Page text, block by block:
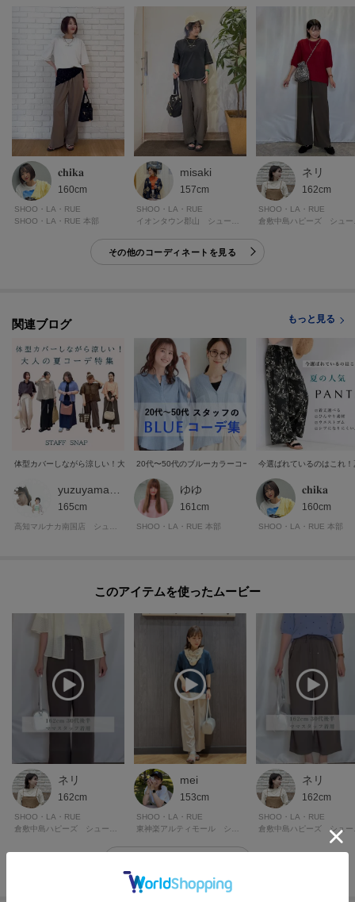
ダブルのひんやり効果があります。
少しハリのあるサラッとした素材を使用しています。
マシンウォッシャブル。
【仕様】
・ポケット数：横×2
・ウエスト総ゴム
・裏地なし
※こちらの商品はやや透け感があるため、インナーの着用をおすすめしま
す。
詳しくは身長別＆サイズ別＆着丈別で穿き比べの動画をご覧ください。
【このアイテムを使ったムービー】
にて公開中。
■原産国について
※本商品はカンボジア製と中国製が混在しており、お客様にて原産国を指定
することはできません。
ご了承のうえ、購入くださいますようお願いいたします。
※照明の関係により、実際よりも色味が違って見える場合があります。ま
た、パソコン・スマートフォンなどの環境により、若干製品と画像のカラー
■気になるアイテムは『お気に入り登録』がおすすめです！■
＜お気に入り登録とは？＞
オンラインサイトの各アイテムにある「ハートマーク」を
クリックして簡単に追加できます！
＜おすすめPOINT＞
お得な情報をGETできます！！
POINT.1
再入荷通知や、値下げ情報・在庫状況をメルマガにてお知らせ。
POINT.2
マイページでお気に入り一覧をチェックでき、
ーーーーーーーーーーーーーーーーーーーーーーーーーーーー
𝐜𝐡𝐢𝐤𝐚
160cm
SHOO・LA・RUE
SHOO・LA・RUE 本部
misaki
157cm
SHOO・LA・RUE
ネリ
162cm
SHOO・LA・RUE
その他のコーディネートを見る
関連ブログ もっと見る
体型カバーしながら涼しい！大人の夏コーデ特集
165cm
20代〜50代のブルーカラーコーデ集
ゆゆ
161cm
SHOO・LA・RUE 本部
今選ばれているのはこれ
𝐜𝐡𝐢𝐤𝐚
160cm
SHOO・LA・RUE 本部
このアイテムを使ったムービー
ネリ
162cm
SHOO・LA・RUE
mei
153cm
SHOO・LA・RUE
ネリ
162cm
SHOO・LA・RUE